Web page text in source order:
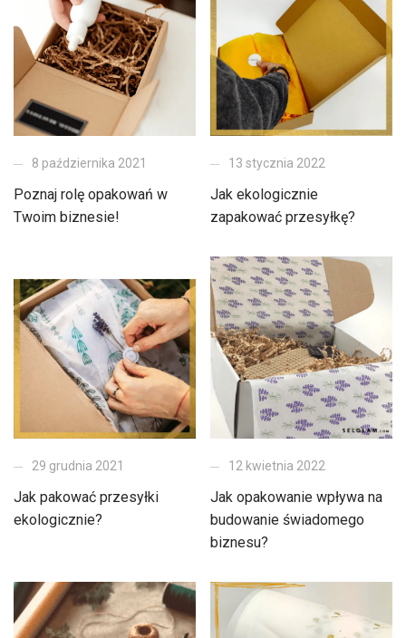
8 października 2021
Poznaj rolę opakowań w
Twoim biznesie!
13 stycznia 2022
Jak ekologicznie
zapakować przesyłkę?
29 grudnia 2021
Jak pakować przesyłki
ekologicznie?
12 kwietnia 2022
Jak opakowanie wpływa na
budowanie świadomego
biznesu?